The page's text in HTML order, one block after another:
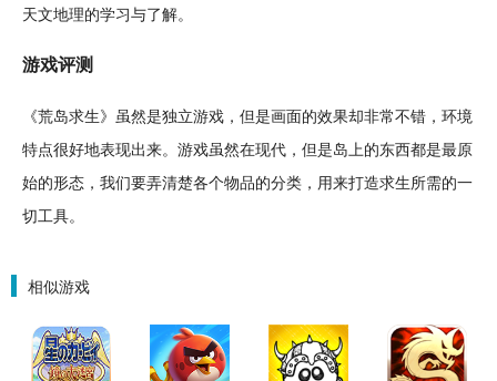
天文地理的学习与了解。
游戏评测
《荒岛求生》虽然是独立游戏，但是画面的效果却非常不错，环境
特点很好地表现出来。游戏虽然在现代 ，但是岛上的东西都是最原
始的形态，我们要弄清楚各个物品的分类 ，用来打造求生所需的一
切工具。
相似游戏